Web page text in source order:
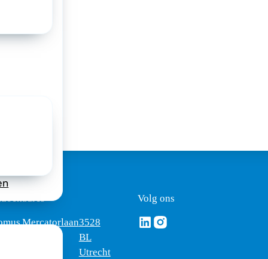
Mercatorlaan3528
BL
Utrecht
Volg ons
Volg ons via Linkedin
Volg ons via Instagram